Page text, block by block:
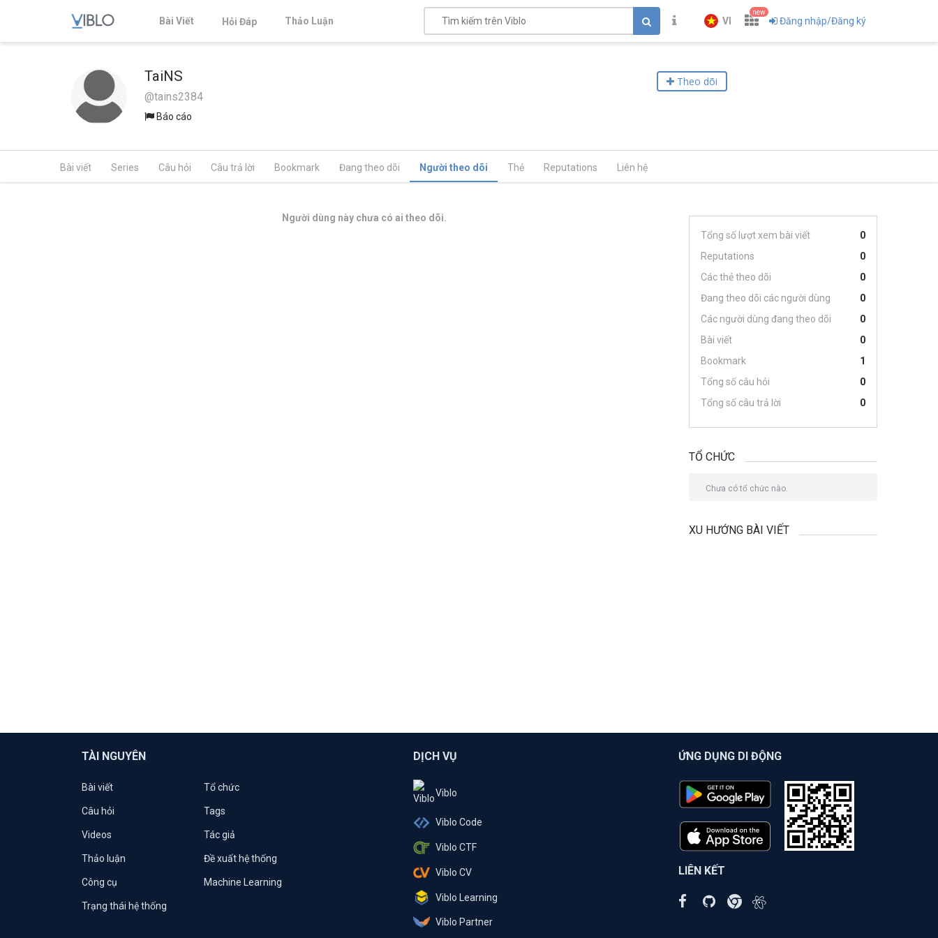
Bài Viết Hỏi Đáp Thảo Luận VI
new
Đăng nhập/Đăng ký
TaiNS
@tains2384
Báo cáo
Theo dõi
Bài viết Series Câu hỏi Câu trả lời Bookmark Đang theo dõi Người theo dõi Thẻ Reputations Liên hệ
Người dùng này chưa có ai theo dõi.
Tổng số lượt xem bài viết
0
Reputations
0
Các thẻ theo dõi
0
Đang theo dõi các người dùng
0
Các người dùng đang theo dõi
0
Bài viết
0
Bookmark
1
Tổng số câu hỏi
0
Tổng số câu trả lời
0
TỔ CHỨC
Chưa có tổ chức nào.
XU HƯỚNG BÀI VIẾT
TÀI NGUYÊN
Bài viết Tổ chức
Câu hỏi Tags
Videos Tác giả
Thảo luận Đề xuất hệ thống
Công cụ Machine Learning
Trạng thái hệ thống
DỊCH VỤ
Viblo
Viblo Code
Viblo CTF
Viblo CV
Viblo Learning
Viblo Partner
ỨNG DỤNG DI ĐỘNG
LIÊN KẾT